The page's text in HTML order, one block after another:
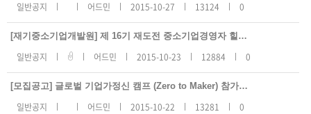
일반공지 어드민 2015-10-27 13124 0
[재기중소기업개발원] 제 16기 재도전 중소기업경영자 힐링 캠프 참가자 모집
일반공지 어드민 2015-10-23 12884 0
[모집공고] 글로벌 기업가정신 캠프 (Zero to Maker) 참가자모집
일반공지 어드민 2015-10-22 13281 0